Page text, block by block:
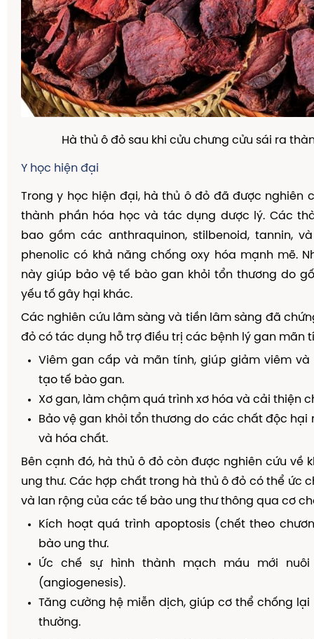
Hà thủ ô đỏ sau khi cửu chưng cửu sái ra
Y học hiện đại
Trong y học hiện đại, hà thủ ô đỏ đã được nghiên
thành phần hóa học và tác dụng dược lý. Các
bao gồm các anthraquinon, stilbenoid, tannin,
phenolic có khả năng chống oxy hóa mạnh mẽ.
này giúp bảo vệ tế bào gan khỏi tổn thương do
yếu tố gây hại khác.
Các nghiên cứu lâm sàng và tiền lâm sàng đã
đỏ có tác dụng hỗ trợ điều trị các bệnh lý gan mãn
Viêm gan cấp và mãn tính, giúp giảm viêm
tạo tế bào gan.
Xơ gan, làm chậm quá trình xơ hóa và cải thiện
Bảo vệ gan khỏi tổn thương do các chất độc hại
và hóa chất.
Bên cạnh đó, hà thủ ô đỏ còn được nghiên cứu về
ung thư. Các hợp chất trong hà thủ ô đỏ có thể ức
và lan rộng của các tế bào ung thư thông qua cơ
Kích hoạt quá trình apoptosis (chết theo
bào ung thư.
Ức chế sự hình thành mạch máu mới
(angiogenesis).
Tăng cường hệ miễn dịch, giúp cơ thể chống
thường.